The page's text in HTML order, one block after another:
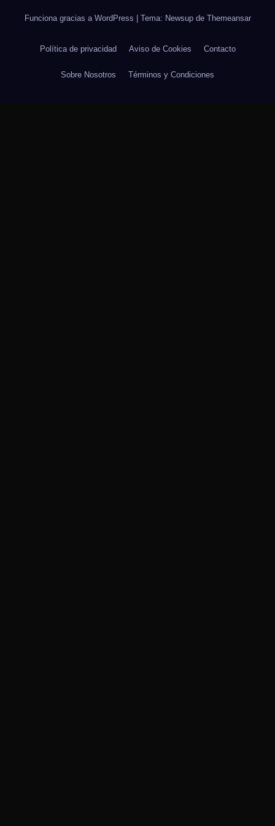
Funciona gracias a WordPress Tema: Newsup de Themeansar
Política de privacidad Aviso de Cookies Contacto
Sobre Nosotros Términos y Condiciones